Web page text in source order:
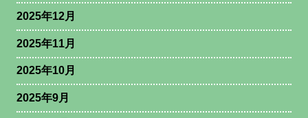
2025年12月
2025年11月
2025年10月
2025年9月